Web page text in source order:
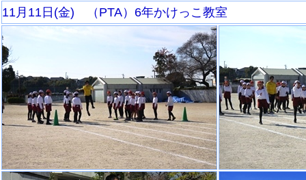
11月11日(金) （PTA）6年かけっこ教室